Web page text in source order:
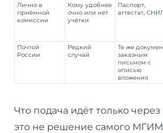
Лично в
приёмной
комиссии
Кому удобнее
очно или нет
учётки
Паспорт,
аттестат,
Почтой
России
Редкий
случай
Те же
заказным
письмом с
описью
вложения
Что подача идёт только
это не решение самого